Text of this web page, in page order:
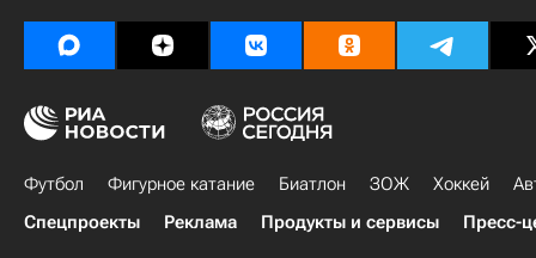
Футбол Фигурное катание Биатлон ЗОЖ Хоккей
Спецпроекты
Реклама Продукты и сервисы Пресс-